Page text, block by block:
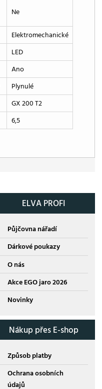
Ne
Elektromechanické
LED
Ano
Plynulé
GX 200 T2
6,5
ELVA PROFI
Půjčovna nářadí
Dárkové poukazy
O nás
Akce EGO jaro 2026
Novinky
Nákup přes E-shop
Způsob platby
Ochrana osobních
údajů